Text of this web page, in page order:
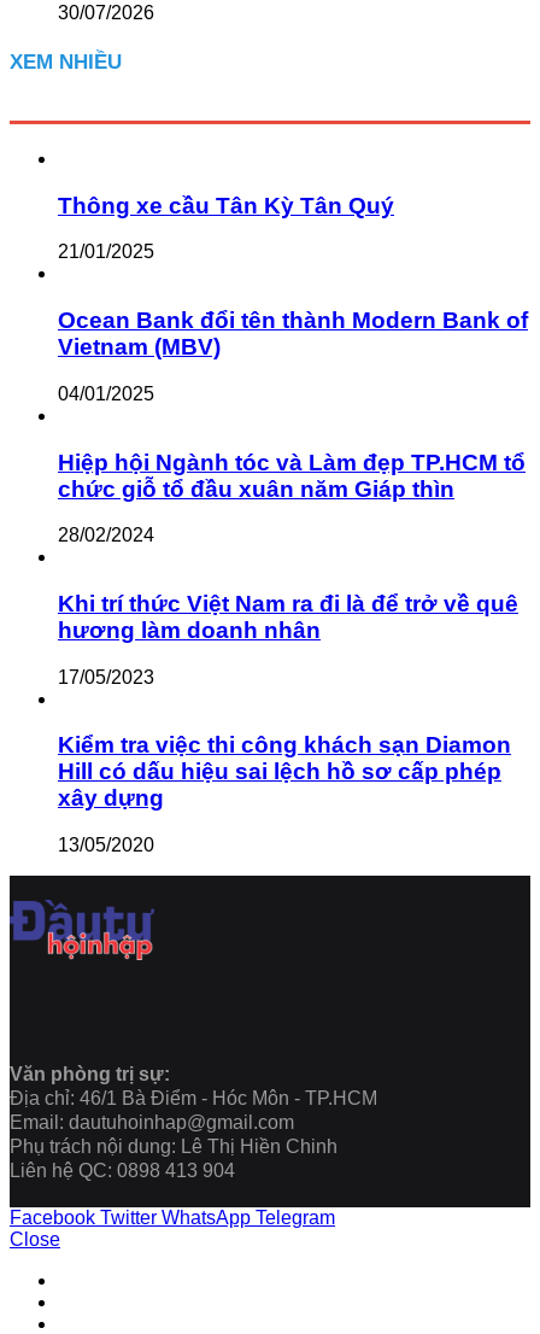
30/07/2026
XEM NHIỀU
Thông xe cầu Tân Kỳ Tân Quý
21/01/2025
Ocean Bank đổi tên thành Modern Bank of
Vietnam (MBV)
04/01/2025
Hiệp hội Ngành tóc và Làm đẹp TP.HCM tổ
chức giỗ tổ đầu xuân năm Giáp thìn
28/02/2024
Khi trí thức Việt Nam ra đi là để trở về quê
hương làm doanh nhân
17/05/2023
Kiểm tra việc thi công khách sạn Diamon
Hill có dấu hiệu sai lệch hồ sơ cấp phép
xây dựng
13/05/2020
Văn phòng trị sự:
Địa chỉ: 46/1 Bà Điểm - Hóc Môn - TP.HCM
Email: dautuhoinhap@gmail.com
Phụ trách nội dung: Lê Thị Hiền Chinh
Liên hệ QC: 0898 413 904
Facebook Twitter WhatsApp Telegram
Close